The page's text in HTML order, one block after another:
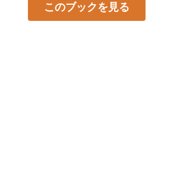
このブックを見る